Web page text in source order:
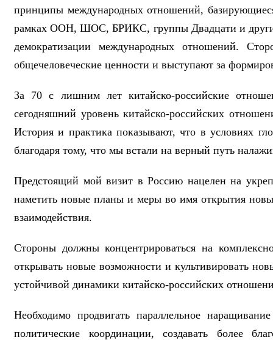
принципы международных отношений,
рамках ООН, ШОС, БРИКС, группы Двадцати и
демократизации международных отношений.
общечеловеческие ценности и выступают за
За 70 с лишним лет китайско-российские
сегодняшний уровень китайско-российских
История и практика показывают, что в условиях
благодаря тому, что мы встали на верный путь
Предстоящий мой визит в Россию нацелен на
наметить новые планы и меры во имя открытия
взаимодействия.
Стороны должны концентрироваться на
открывать новые возможности и культивировать
устойчивой динамики китайско-российских
Необходимо продвигать параллельное
политические координации, создавать более